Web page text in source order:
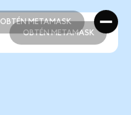
OBTÉN METAMASK
OBTÉN METAMASK
OBTÉN METAMASK